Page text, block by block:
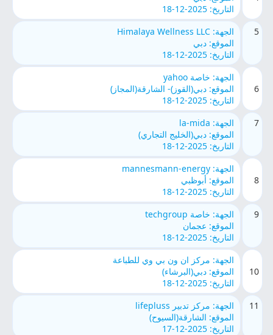
التاريخ: 2025-12-18
5
الجهة: Himalaya Wellness LLC
الموقع: دبي
التاريخ: 2025-12-18
6
الجهة: خاصة yahoo
الموقع: دبي(القوز)- الشارقة(المجاز)
التاريخ: 2025-12-18
7
الجهة: la-mida
الموقع: دبي(الخليج التجاري)
التاريخ: 2025-12-18
8
الجهة: mannesmann-energy
الموقع: أبوظبي
التاريخ: 2025-12-18
9
الجهة: خاصة techgroup
الموقع: عجمان
التاريخ: 2025-12-18
10
الجهة: مركز ان ون بي وي للطباعة
الموقع: دبي(البرشاء)
التاريخ: 2025-12-18
11
الجهة: مركز تدبير lifepluss
الموقع: الشارقة(السيوح)
التاريخ: 2025-12-17